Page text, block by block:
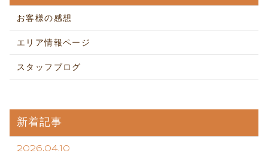
お客様の感想
エリア情報ページ
スタッフブログ
新着記事
2026.04.10